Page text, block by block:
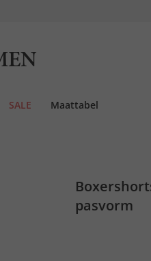
SALE Maattabel
pasvorm